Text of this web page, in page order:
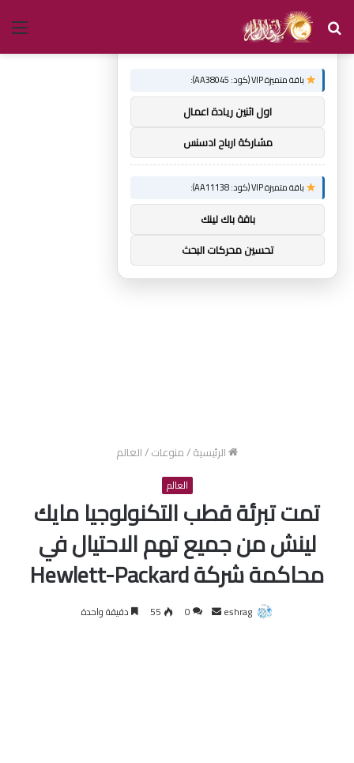
بحث
عن
الرئيسية/منوعات/العالم
العالم
تمت تبرئة قطب التكنولوجيا مايك
لينش من جميع تهم الاحتيال في
محاكمة شركة Hewlett-Packard
eshrag
أرسل 0
55 دقيقة واحدة
توصيات :
باقة متميزة VIP (كود: AA38045):
اول اثنين ريادة اعمال
مشاركة ارباح ادسنس
باقة متميزة VIP (كود: AA11138):
باقة باك لينك
تحسين محركات البحث